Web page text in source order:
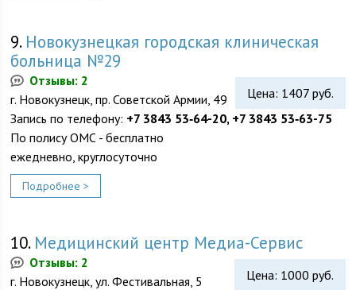
9. Новокузнецкая городская клиническая
больница №29
Цена: 1407 руб.
Отзывы: 2
г. Новокузнецк, пр. Советской Армии, 49
Запись по телефону: +7 3843 53‑64-20, +7 3843 53‑63-75
По полису ОМС - бесплатно
ежедневно, круглосуточно
Подробнее >
10. Медицинский центр Медиа-Сервис
Цена: 1000 руб.
Отзывы: 2
г. Новокузнецк, ул. Фестивальная, 5